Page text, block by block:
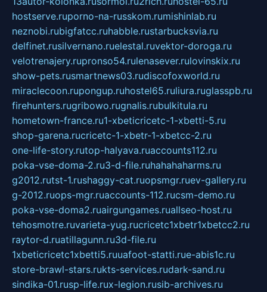
hostserve.ruporno-na-russkom.rumishinlab.ru
neznobi.rubigfatcc.ruhabble.rustarbucksvia.ru
delfinet.rusilvernano.ruelestal.ruvektor-doroga.ru
velotrenajery.rupronso54.rulenasever.rulovinskix.ru
show-pets.rusmartnews03.rudiscofoxworld.ru
miraclecoon.rupongup.ruhostel65.ruliura.ruglasspb.ru
firehunters.rugribowo.rugnalis.rubulkitula.ru
hometown-france.ru1-xbeticricetc-1-xbetti-5.ru
shop-garena.rucricetc-1-xbetr-1-xbetcc-2.ru
one-life-story.rutop-halyava.ruaccounts112.ru
poka-vse-doma-2.ru3-d-file.ruhahahaharms.ru
g2012.rutst-1.rushaggy-cat.ruopsmgr.ruev-gallery.ru
g-2012.ruops-mgr.ruaccounts-112.rucsm-demo.ru
poka-vse-doma2.ruairgungames.ruallseo-host.ru
tehosmotre.ruvarieta-yug.rucricetc1xbetr1xbetcc2.ru
raytor-d.ruatillagunn.ru3d-file.ru
1xbeticricetc1xbetti5.ruuafoot-statti.rue-abis1c.ru
store-brawl-stars.rukts-services.rudark-sand.ru
sindika-01.rusp-life.rux-legion.rusib-archives.ru